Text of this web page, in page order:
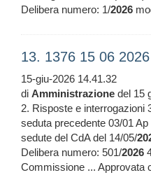
Delibera numero: 1/2026
13. 1376 15 06
15-giu-2026 14.41.32
di Amministrazione del 15
2. Risposte e interrogazioni
seduta precedente 03/01
sedute del CdA del 14/05/
Delibera numero: 501/2026
Commissione ... Approvata